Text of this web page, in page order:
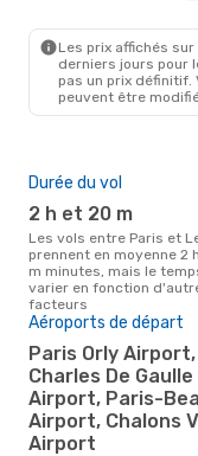
Les prix affichés
derniers jours pour
pas un prix définitif.
peuvent être
Durée du vol
2 h et 20 m
Les vols entre Paris et Leipzig
prennent en moyenne 2
m minutes, mais le
varier en fonction
facteurs
Aéroports de départ
Paris Orly Airport,
Charles De Gaulle
Airport, Paris-
Airport, Chalons
Airport